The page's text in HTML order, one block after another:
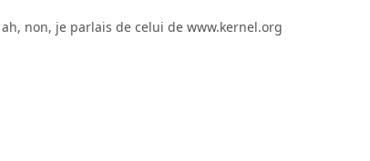
ah, non, je parlais de celui de www.kernel.org